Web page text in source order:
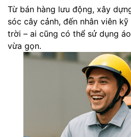
Từ bán hàng lưu động, xây
sóc cây cảnh, đến nhân viên
trời – ai cũng có thể sử dụng
vừa gọn.